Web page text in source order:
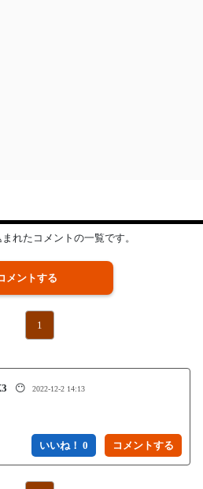
れたコメントの一覧です。
メントする
1
😶 2022-12-2 14:13
いいね！ 0